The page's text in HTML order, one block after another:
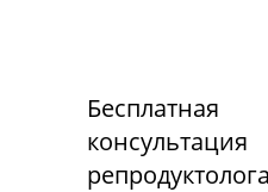
Бесплатная
консультация
репродуктолога